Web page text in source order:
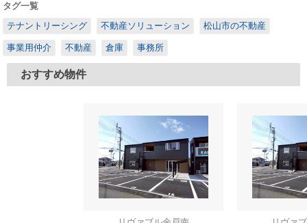
タグ一覧
テナントリーシング
不動産ソリューション 松山市の不動産
事業用仲介 不動産 倉庫 事務所
おすすめ物件